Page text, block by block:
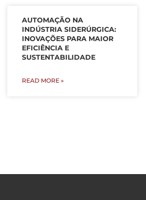
AUTOMAÇÃO NA
INDÚSTRIA SIDERÚRGICA:
INOVAÇÕES PARA MAIOR
EFICIÊNCIA E
SUSTENTABILIDADE
READ MORE »